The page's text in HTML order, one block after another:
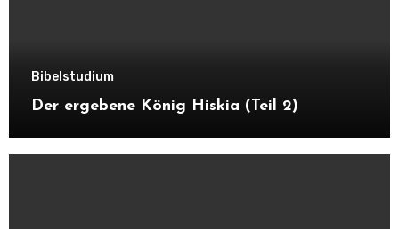
Bibelstudium
Der ergebene König Hiskia (Teil 2)